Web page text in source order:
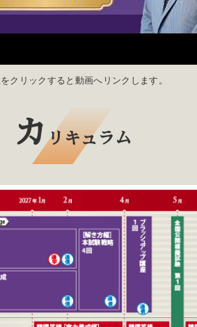
クリックすると動画へリンクします。
カ リキュラム